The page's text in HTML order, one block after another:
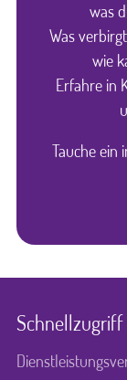
was
Was
wie
Erfahre in
Tauche ein
Schnellzugriff